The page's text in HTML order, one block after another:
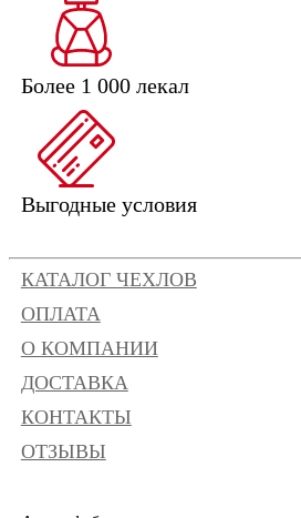
Более 1 000 лекал
Выгодные условия
КАТАЛОГ ЧЕХЛОВ
ОПЛАТА
О КОМПАНИИ
ДОСТАВКА
КОНТАКТЫ
ОТЗЫВЫ